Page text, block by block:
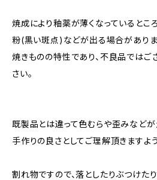
焼成により釉薬が薄くなっているとこ
粉(黒い斑点)などが出る場合がありま
焼きものの特性であり、不良品ではご
さい。
既製品とは違って色むらや歪みなどが
手作りの良さとしてご理解頂きますよ
割れ物ですので、落としたりぶつけた